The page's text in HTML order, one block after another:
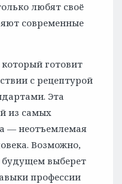
любят своё
современные
готовит
с рецептурой
Эта
из самых
— неотъемлемая
Возможно,
выберет
профессии